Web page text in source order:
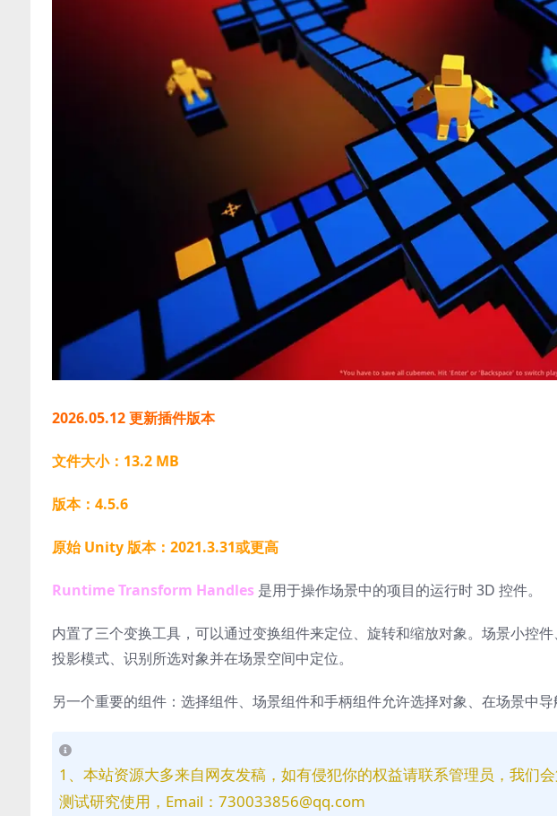
2026.05.12 更新插件版本
文件大小：13.2 MB
版本：4.5.6
原始 Unity 版本：2021.3.31或更高
Runtime Transform Handles 是用于操作场景中的项目的运行时 3D 控件。
内置了三个变换工具，可以通过变换组件来定位、旋转和缩放对象。场景小控
投影模式、识别所选对象并在场景空间中定位。
另一个重要的组件：选择组件、场景组件和手柄组件允许选择对象、在场景中导
1、本站资源大多来自网友发稿，如有侵犯你的权益请联系管理员，我们
测试研究使用，Email：730033856@qq.com